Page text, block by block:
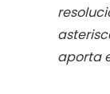
aporta